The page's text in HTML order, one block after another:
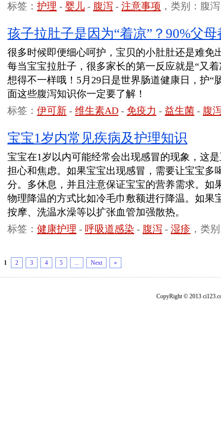
标签： 护理 - 婴儿 - 腹泻 - 注意事项 ，类别：腹泻
孩子拉肚子是因为“着凉”？90%父
很多时候即便细心呵护，宝贝的小肚肚还是难免
每当宝宝拉肚子，很多家长的第一反应就是“又
想得不一样哦！5月29日是世界肠道健康日，护“
面这些腹泻知识你一定要了解！
标签： 伊可新 - 维生素AD - 免疫力 - 益生菌 - 腹
宝宝1岁内常见疾病及护理知识
宝宝在1岁以内可能经常会出现感冒的现象，这
担心和焦虑。如果宝宝出现感冒，需要让宝宝多
分。多休息，并且注意保证宝宝的营养需求。如
物理降温的方式比如冷毛巾敷额进行降温。如果
按摩、洗温水澡等以扩张血管加强散热。
标签： 健康护理 - 呼吸道感染 - 腹泻 - 湿疹 ，类
1 2 3 4 5 ... Next »
CopyRight © 2013